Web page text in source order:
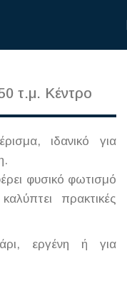
τ.μ. Κέντρο
ιδανικό για
φυσικό φωτισμό
πρακτικές
εργένη ή για